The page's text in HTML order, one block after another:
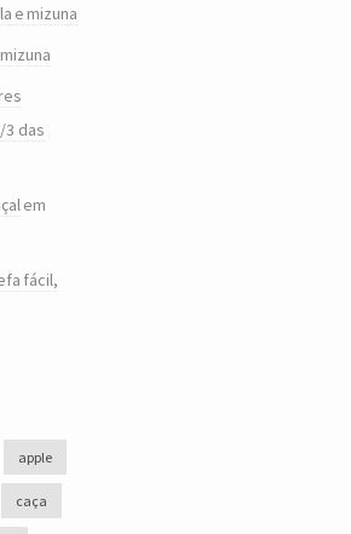
e mizuna
das
em
fácil,
apple
caça